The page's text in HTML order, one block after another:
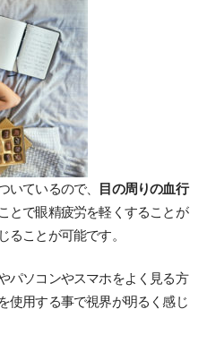
いているので、
目の周りの血行
とで眼精疲労を軽くすることが
ることが可能です。
パソコンやスマホをよく見る方
使用する事で視界が明るく感じ